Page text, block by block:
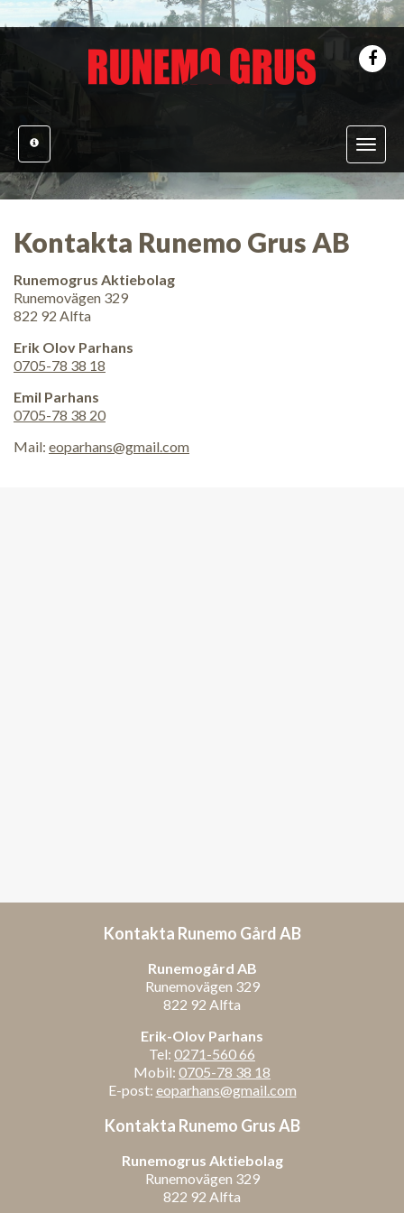
Toggle
Kontakta Runemo Grus AB
Runemogrus Aktiebolag
Runemovägen 329
822 92 Alfta
Erik Olov Parhans
0705-78 38 18
Emil Parhans
0705-78 38 20
Mail: eoparhans@gmail.com
Kontakta Runemo Gård AB
Runemogård AB
Runemovägen 329
822 92 Alfta
Erik-Olov Parhans
Tel: 0271-560 66
Mobil: 0705-78 38 18
E-post: eoparhans@gmail.com
Kontakta Runemo Grus AB
Runemogrus Aktiebolag
Runemovägen 329
822 92 Alfta